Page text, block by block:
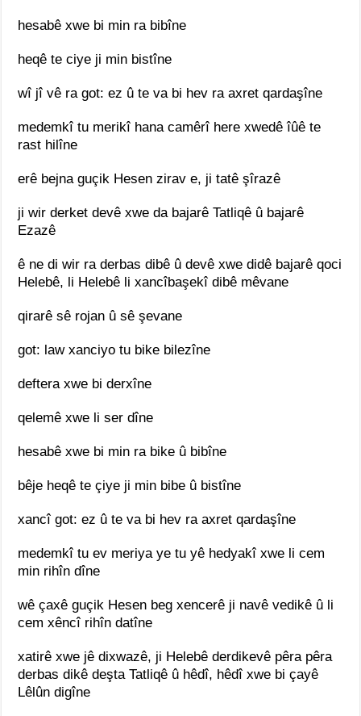
hesabê xwe bi min ra bibîne
heqê te ciye ji min bistîne
wî jî vê ra got: ez û te va bi hev ra axret qardaşîne
medemkî tu merikî hana camêrî here xwedê îûê te
rast hilîne
erê bejna guçik Hesen zirav e, ji tatê şîrazê
ji wir derket devê xwe da bajarê Tatliqê û bajarê
Ezazê
ê ne di wir ra derbas dibê û devê xwe didê bajarê qoci
Helebê, li Helebê li xancîbaşekî dibê mêvane
qirarê sê rojan û sê şevane
got: law xanciyo tu bike bilezîne
deftera xwe bi derxîne
qelemê xwe li ser dîne
hesabê xwe bi min ra bike û bibîne
bêje heqê te çiye ji min bibe û bistîne
xancî got: ez û te va bi hev ra axret qardaşîne
medemkî tu ev meriya ye tu yê hedyakî xwe li cem
min rihîn dîne
wê çaxê guçik Hesen beg xencerê ji navê vedikê û li
cem xêncî rihîn datîne
xatirê xwe jê dixwazê, ji Helebê derdikevê pêra pêra
derbas dikê deşta Tatliqê û hêdî, hêdî xwe bi çayê
Lêlûn digîne